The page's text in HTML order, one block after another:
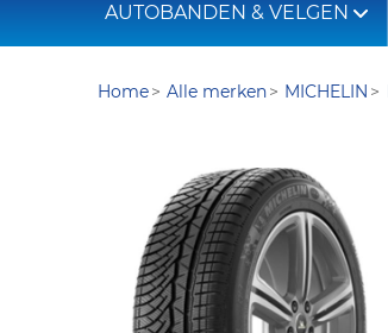
AUTOBANDEN & VELGEN
Home Alle merken MICHELIN